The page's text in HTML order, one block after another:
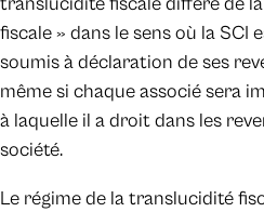
fiscale » dans le sens où la SCI
soumis à déclaration de ses
même si chaque associé sera
à laquelle il a droit dans les
société.
Le régime de la translucidité